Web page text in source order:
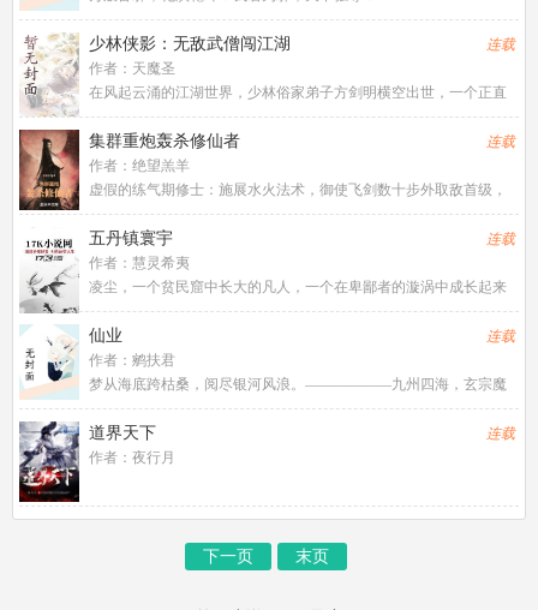
少林侠影：无敌武僧闯江湖
作者： 天魔圣
在风起云涌的江湖世界，少林俗家弟子方剑明横空出世，一个正直
如剑、义气凌云的少年，带着侠义之心勇闯江湖，一路行来奇遇不
断，他仗剑天涯，锄强扶弱，成为武林中令人瞩目的风云人物，更
让美人倾心不已。快跟随他的
连载
集群重炮轰杀修仙者
作者： 绝望羔羊
虚假的练气期修士：施展水火法术，御使飞剑数十步外取敌首级，
富裕的还有一枚盾牌法器，攻守兼备，高配一叠符箓，顶配只能发
挥一击之力的极品法器，傲视同阶修士。真实的练气期修士：驾驶
99式主战坦克，搭载神识牵
连载
五丹镇寰宇
作者： 慧灵希夷
凌尘，一个贫民窟中长大的凡人，一个在卑鄙者的漩涡中成长起来
的侠士，身具奇异根骨，更有无师通灵的悟性。历经九死一生，成
长一个拥有五个丹田的奇异修仙者。故事以“卑鄙者自掘坟墓”主题实
践，贯穿凡尘黑恶、仙门
连载
仙业
作者： 鹓扶君
梦从海底跨枯桑，阅尽银河风浪。——————九州四海，玄宗魔
门，天人外道，净土僧伽。炼炁，授箓，服饵，占验……入无穷之
门，游无极之野，与日月齐光，与天地为常。前尘皆客，再世为
人。这一次。只愿求长生！
连载
道界天下
作者： 夜行月
连载
下一页 末页